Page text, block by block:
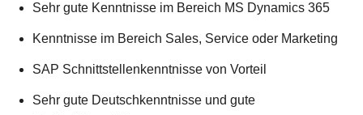
Sehr gute Kenntnisse im Bereich MS Dynamics 365
Kenntnisse im Bereich Sales, Service oder Marketing
SAP Schnittstellenkenntnisse von Vorteil
Sehr gute Deutschkenntnisse und gute